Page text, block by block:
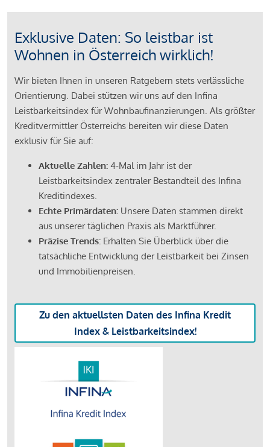
Exklusive Daten: So leistbar ist
Wohnen in Österreich wirklich!
Wir bieten Ihnen in unseren Ratgebern stets verlässliche
Orientierung. Dabei stützen wir uns auf den Infina
Leistbarkeitsindex für Wohnbaufinanzierungen. Als größter
Kreditvermittler Österreichs bereiten wir diese Daten
exklusiv für Sie auf:
Aktuelle Zahlen: 4-Mal im Jahr ist der
Leistbarkeitsindex zentraler Bestandteil des Infina
Kreditindexes.
Echte Primärdaten: Unsere Daten stammen direkt
aus unserer täglichen Praxis als Marktführer.
Präzise Trends: Erhalten Sie Überblick über die
tatsächliche Entwicklung der Leistbarkeit bei Zinsen
und Immobilienpreisen.
Zu den aktuellsten Daten des Infina Kredit
Index & Leistbarkeitsindex!